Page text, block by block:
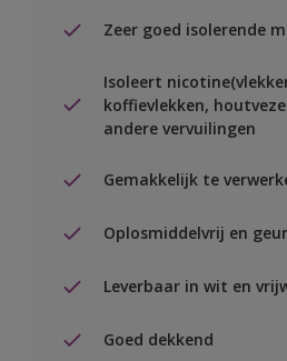
Zeer goed isolerende
Isoleert
koffievlekken,
andere vervuilingen
Gemakkelijk te
Oplosmiddelvrij en
Leverbaar in wit en
Goed dekkend